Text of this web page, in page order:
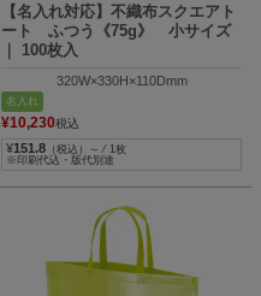
【名入れ対応】不織布スクエアト
ート ふつう《75g》 小サイズ
｜ 100枚入
320W×330H×110Dmm
名入れ
¥10,230税込
¥151.8 （税込）～ ⁄ 1枚
※印刷代込・版代別途